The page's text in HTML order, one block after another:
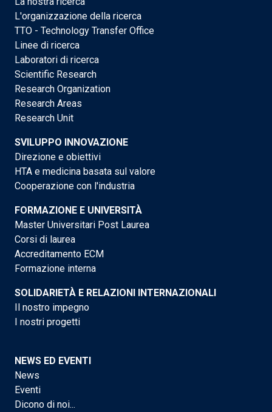
L'organizzazione della ricerca
TTO - Technology Transfer Office
Linee di ricerca
Laboratori di ricerca
Scientific Research
Research Organization
Research Areas
Research Unit
SVILUPPO INNOVAZIONE
Direzione e obiettivi
HTA e medicina basata sul valore
Cooperazione con l'industria
FORMAZIONE E UNIVERSITÀ
Master Universitari Post Laurea
Corsi di laurea
Accreditamento ECM
Formazione interna
SOLIDARIETÀ E RELAZIONI INTERNAZIONALI
Il nostro impegno
I nostri progetti
NEWS ED EVENTI
News
Eventi
Dicono di noi...